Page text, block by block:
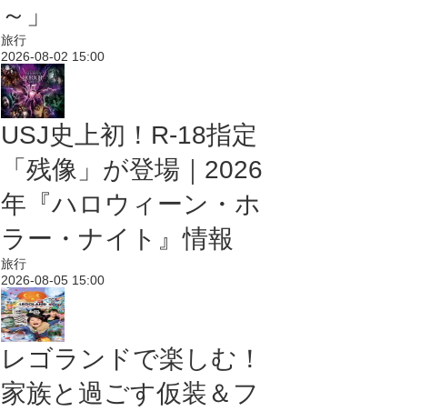
～」
旅行
2026-08-02 15:00
USJ史上初！R-18指定
「残像」が登場｜2026
年『ハロウィーン・ホ
ラー・ナイト』情報
旅行
2026-08-05 15:00
レゴランドで楽しむ！
家族と過ごす仮装＆フ